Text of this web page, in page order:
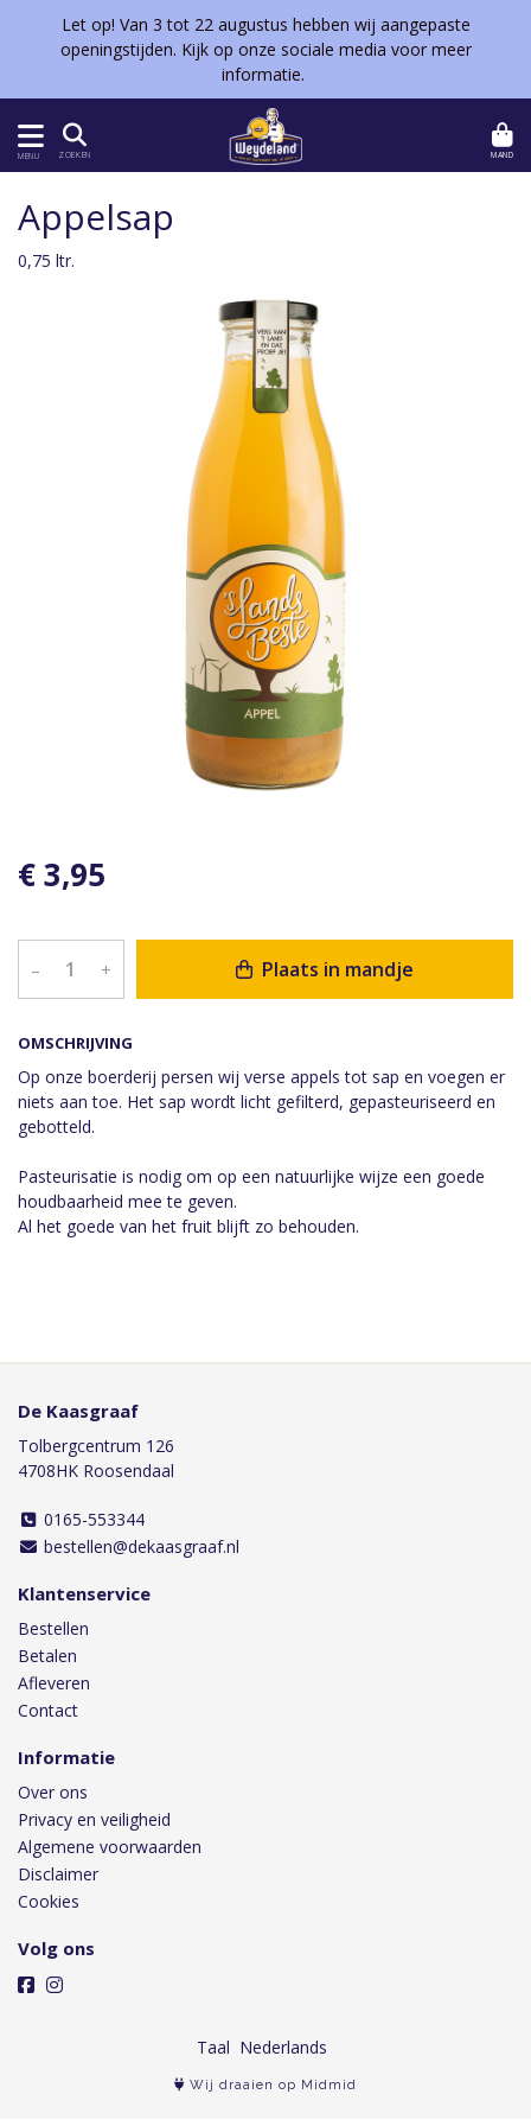
Let op! Van 3 tot 22 augustus hebben wij aangepaste
openingstijden. Kijk op onze sociale media voor meer
informatie.
MENU ZOEKEN MAND
OMSCHRIJVING
Op onze boerderij persen wij verse appels tot sap en voegen er
niets aan toe. Het sap wordt licht gefilterd, gepasteuriseerd en
gebotteld.
Pasteurisatie is nodig om op een natuurlijke wijze een goede
houdbaarheid mee te geven.
Al het goede van het fruit blijft zo behouden.
Appelsap
0,75 ltr.
€ 3,95
– + Plaats in mandje
De Kaasgraaf
Tolbergcentrum 126
4708HK Roosendaal
0165-553344
bestellen@dekaasgraaf.nl
Klantenservice
Bestellen
Betalen
Afleveren
Contact
Informatie
Over ons
Privacy en veiligheid
Algemene voorwaarden
Disclaimer
Cookies
Volg ons
Taal
Wij draaien op Midmid